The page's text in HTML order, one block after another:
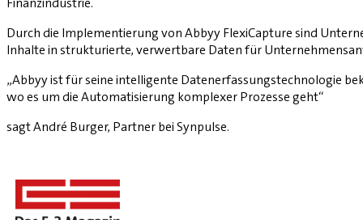
Durch die Implementierung von Abbyy FlexiCapture sind
Inhalte in strukturierte, verwertbare Daten für
„Abbyy ist für seine intelligente Datenerfassungstechnologie
wo es um die Automatisierung komplexer Prozesse geht“
sagt André Burger, Partner bei Synpulse.